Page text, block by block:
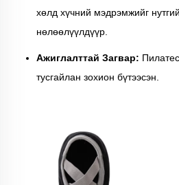
хөлд хүчний мэдрэмжийг
нөлөөлүүлдүүр.
Ажиглалттай Загвар:
тусгайлан зохион бүтээсэн.